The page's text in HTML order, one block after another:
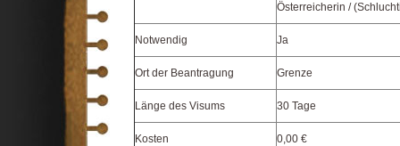
Österreicherin /
Notwendig Ja
Ort der Beantragung Grenze
Länge des Visums 30 Tage
Kosten 0,00 €